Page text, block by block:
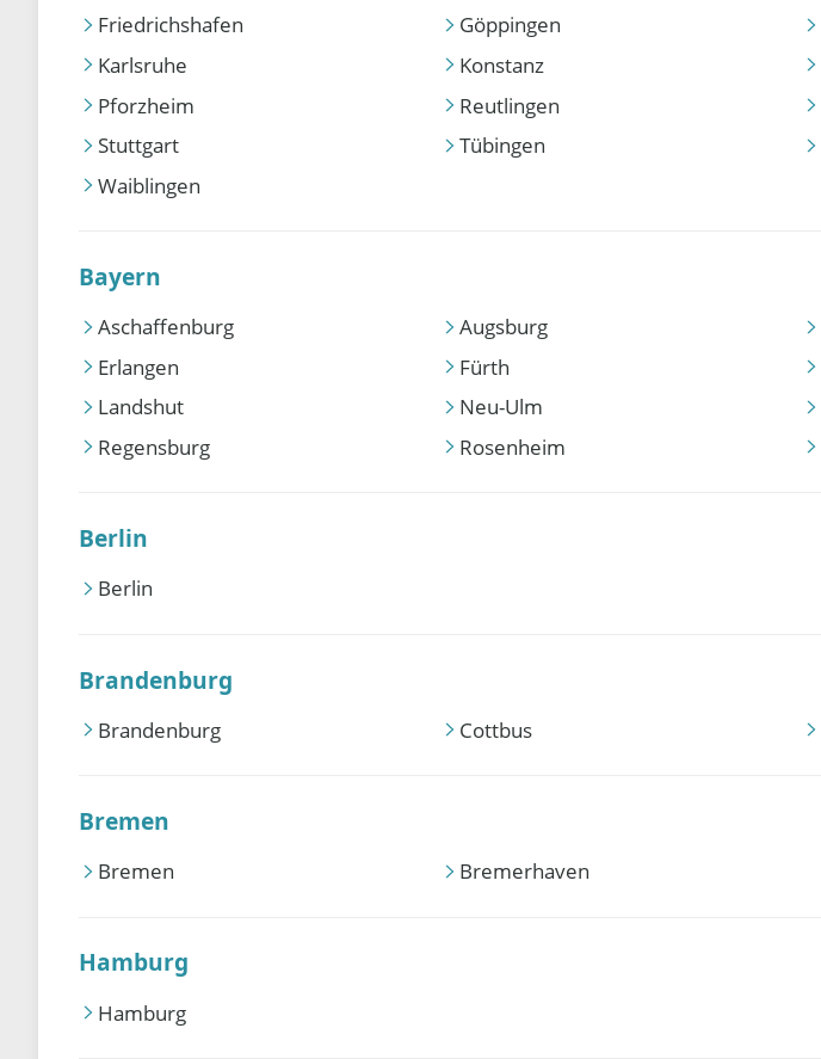
Friedrichshafen
Göppingen
Karlsruhe
Konstanz
Pforzheim
Reutlingen
Stuttgart
Tübingen
Waiblingen
Bayern
Aschaffenburg Augsburg
Erlangen
Fürth
Landshut
Neu-Ulm
Regensburg
Rosenheim
Berlin
Berlin
Brandenburg
Brandenburg Cottbus
Bremen
Bremen Bremerhaven
Hamburg
Hamburg